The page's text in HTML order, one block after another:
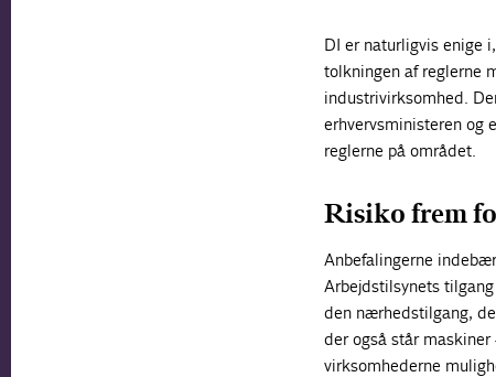
DI er naturligvis enige
tolkningen af reglerne
industrivirksomhed.
erhvervsministeren og
reglerne på området.
Risiko frem
Anbefalingerne
Arbejdstilsynets
den nærhedstilgang,
der også står
virksomhederne